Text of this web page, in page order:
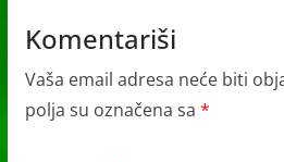
Komentariši
Vaša email adresa neće biti
polja su označena sa *